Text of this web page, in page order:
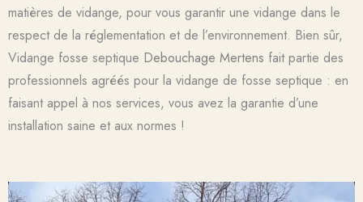
matières de vidange, pour vous garantir une vidange dans le
respect de la réglementation et de l’environnement. Bien sûr,
Vidange fosse septique Debouchage Mertens fait partie des
professionnels agréés pour la vidange de fosse septique : en
faisant appel à nos services, vous avez la garantie d’une
installation saine et aux normes !